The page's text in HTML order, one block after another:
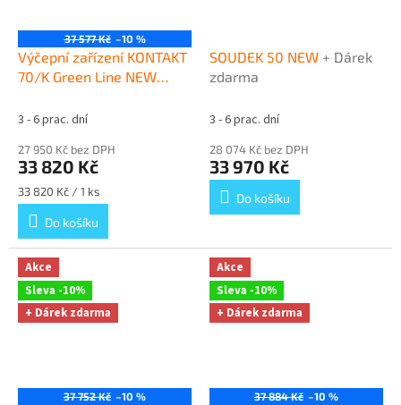
37 577 Kč –10 %
Výčepní zařízení KONTAKT
70/K Green Line NEW
+ Dárek zdarma
3 - 6 prac. dní
27 950 Kč bez DPH
33 820 Kč
Měrná
cena:
33 820 Kč / 1 ks
Do košíku
SOUDEK 50 NEW + Dárek
zdarma
3 - 6 prac. dní
28 074 Kč bez DPH
33 970 Kč
Do košíku
Akce
Sleva -10%
+ Dárek zdarma
37 752 Kč –10 %
Akce
Sleva -10%
+ Dárek zdarma
37 884 Kč –10 %